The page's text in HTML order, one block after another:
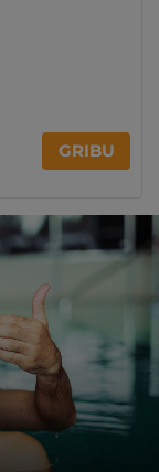
GRIBU